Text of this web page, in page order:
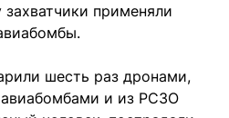
применяли
шесть раз дронами,
и из РСЗО